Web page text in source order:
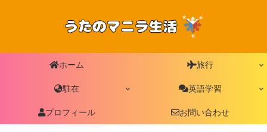
ホーム 旅行
駐在 英語学習
プロフィール お問い合わせ